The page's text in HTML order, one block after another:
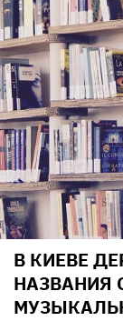
В КИЕВЕ
НАЗВАНИЯ